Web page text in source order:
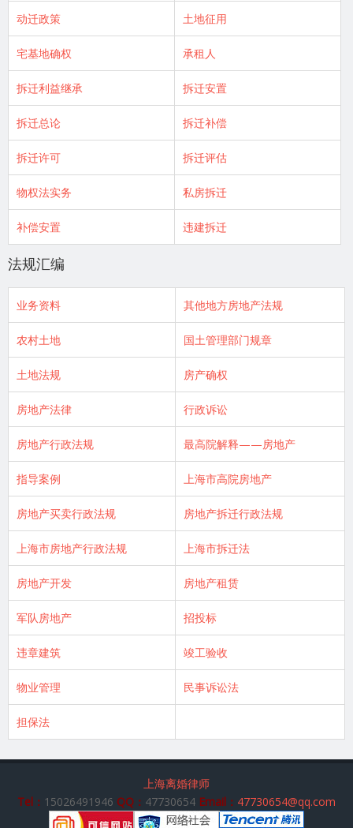
动迁政策 土地征用
宅基地确权 承租人
拆迁利益继承 拆迁安置
拆迁总论 拆迁补偿
拆迁许可 拆迁评估
物权法实务 私房拆迁
补偿安置 违建拆迁
法规汇编
业务资料 其他地方房地产法规
农村土地 国土管理部门规章
土地法规 房产确权
房地产法律 行政诉讼
房地产行政法规 最高院解释——房地产
指导案例 上海市高院房地产
房地产买卖行政法规 房地产拆迁行政法规
上海市房地产行政法规 上海市拆迁法
房地产开发 房地产租赁
军队房地产 招投标
违章建筑 竣工验收
物业管理 民事诉讼法
担保法
上海离婚律师
Tel： 15026491946 QQ： 47730654 Email： 47730654@qq.com